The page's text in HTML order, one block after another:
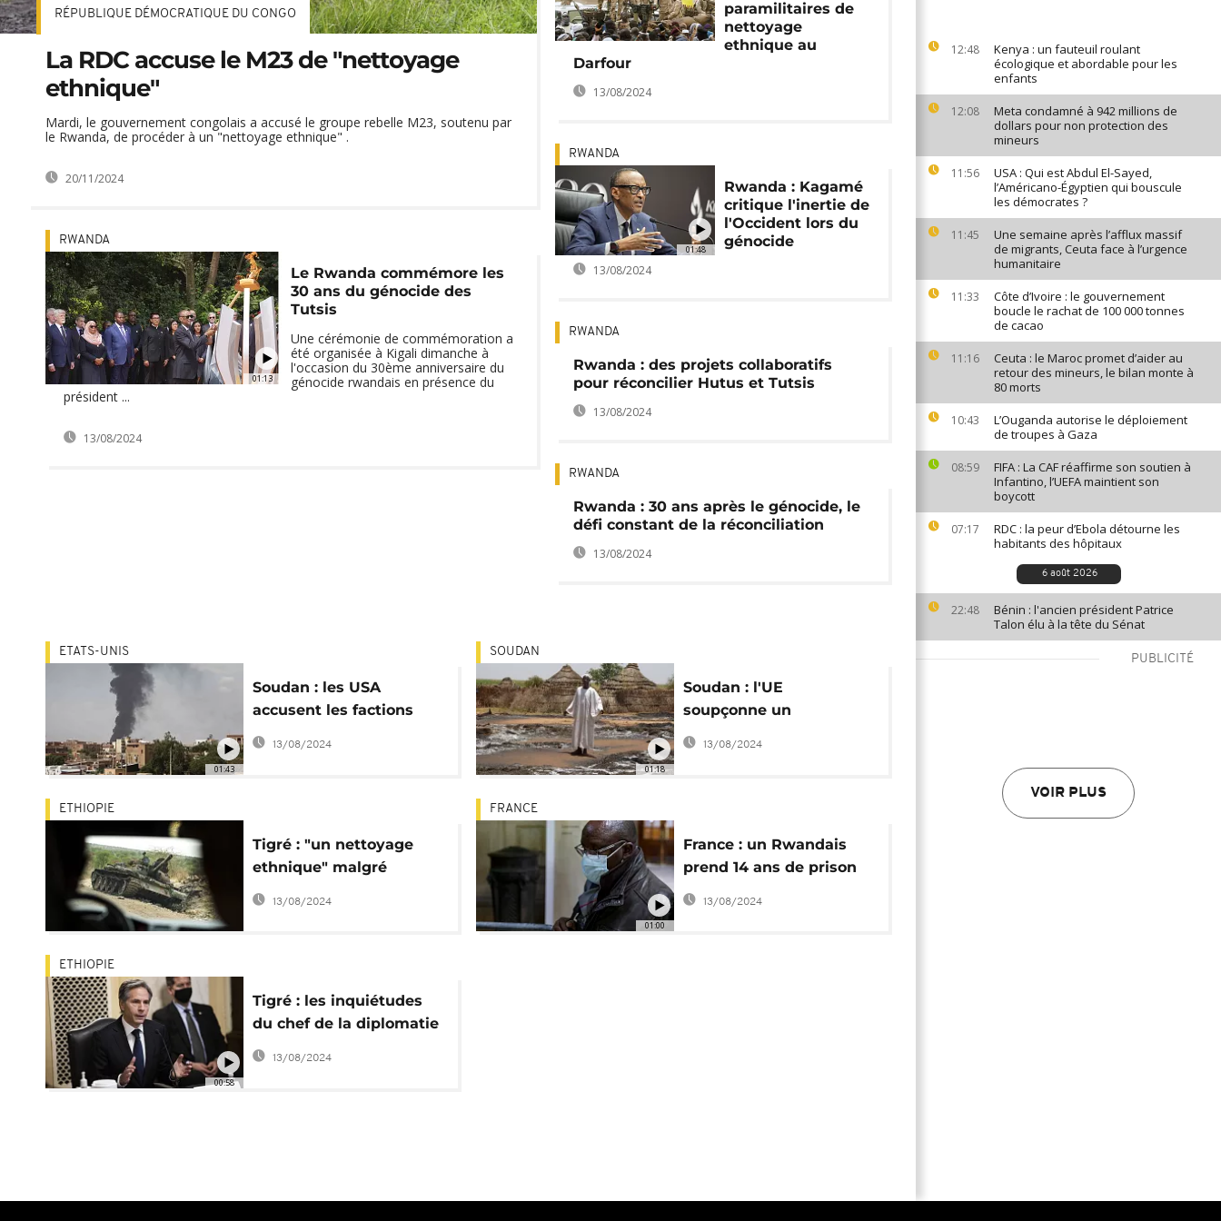
12:48
Kenya : un fauteuil roulant
écologique et abordable pour les
enfants
12:08
Meta condamné à 942 millions de
dollars pour non protection des
mineurs
11:56
USA : Qui est Abdul El-Sayed,
l’Américano-Égyptien qui bouscule
les démocrates ?
11:45
Une semaine après l’afflux massif
de migrants, Ceuta face à l’urgence
humanitaire
11:33
Côte d’Ivoire : le gouvernement
boucle le rachat de 100 000 tonnes
de cacao
11:16
Ceuta : le Maroc promet d’aider au
retour des mineurs, le bilan monte à
80 morts
10:43
L’Ouganda autorise le déploiement
de troupes à Gaza
08:59
FIFA : La CAF réaffirme son soutien à
Infantino, l’UEFA maintient son
boycott
07:17
RDC : la peur d’Ebola détourne les
habitants des hôpitaux
6 août 2026
22:48
Bénin : l'ancien président Patrice
Talon élu à la tête du Sénat
PUBLICITÉ
VOIR PLUS
RÉPUBLIQUE DÉMOCRATIQUE DU CONGO
La RDC accuse le M23 de "nettoyage
ethnique"
Mardi, le gouvernement congolais a accusé le groupe rebelle M23, soutenu par
le Rwanda, de procéder à un "nettoyage ethnique" .
20/11/2024
01:13
RWANDA
Le Rwanda commémore les
30 ans du génocide des
Tutsis
Une cérémonie de commémoration a
été organisée à Kigali dimanche à
l'occasion du 30ème anniversaire du
génocide rwandais en présence du
président ...
13/08/2024
paramilitaires de
nettoyage
ethnique au
Darfour
13/08/2024
01:48
RWANDA
Rwanda : Kagamé
critique l'inertie de
l'Occident lors du
génocide
13/08/2024
RWANDA
Rwanda : des projets collaboratifs
pour réconcilier Hutus et Tutsis
13/08/2024
RWANDA
Rwanda : 30 ans après le génocide, le
défi constant de la réconciliation
13/08/2024
01:43
ETATS-UNIS
Soudan : les USA
accusent les factions
rivales de "crimes de
guerre"
13/08/2024
01:18
SOUDAN
Soudan : l'UE
soupçonne un
"nettoyage ethnique"
au Darfour
13/08/2024
ETHIOPIE
Tigré : "un nettoyage
ethnique" malgré
l'accord de paix, selon
HRW
13/08/2024
01:00
FRANCE
France : un Rwandais
prend 14 ans de prison
pour "complicité de
génocide"
13/08/2024
00:58
ETHIOPIE
Tigré : les inquiétudes
du chef de la diplomatie
américaine
13/08/2024